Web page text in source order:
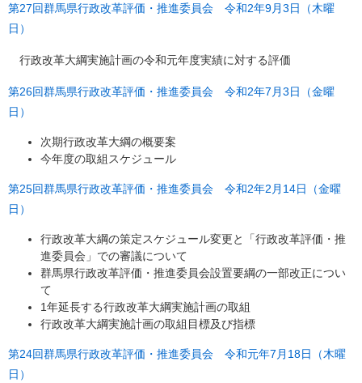
第27回群馬県行政改革評価・推進委員会 令和2年9月3日（木曜
日）
行政改革大綱実施計画の令和元年度実績に対する評価
第26回群馬県行政改革評価・推進委員会 令和2年7月3日（金曜
日）
次期行政改革大綱の概要案
今年度の取組スケジュール
第25回群馬県行政改革評価・推進委員会 令和2年2月14日（金曜
日）
行政改革大綱の策定スケジュール変更と「行政改革評価・推
進委員会」での審議について
群馬県行政改革評価・推進委員会設置要綱の一部改正につい
て
1年延長する行政改革大綱実施計画の取組
行政改革大綱実施計画の取組目標及び指標
第24回群馬県行政改革評価・推進委員会 令和元年7月18日（木曜
日）